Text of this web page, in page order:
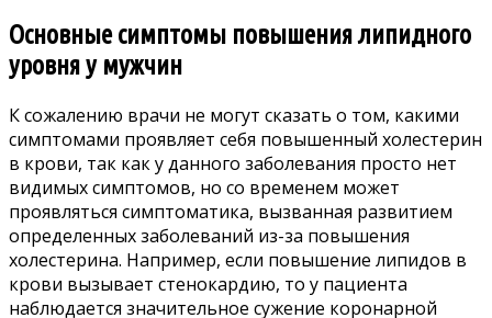
Основные симптомы повышения липидного
уровня у мужчин
К сожалению врачи не могут сказать о том, какими
симптомами проявляет себя повышенный холестерин
в крови, так как у данного заболевания просто нет
видимых симптомов, но со временем может
проявляться симптоматика, вызванная развитием
определенных заболеваний из-за повышения
холестерина. Например, если повышение липидов в
крови вызывает стенокардию, то у пациента
наблюдается значительное сужение коронарной